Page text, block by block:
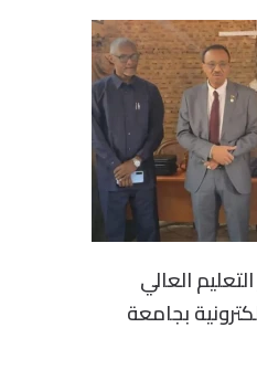
العالي
بجامعة